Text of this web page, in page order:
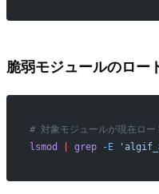
脆弱モジュールのロー
# 対象モジュールが現在ロー
lsmod
grep -E